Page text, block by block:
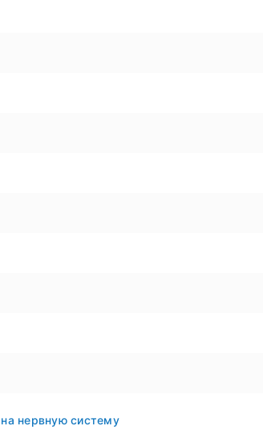
нервную систему